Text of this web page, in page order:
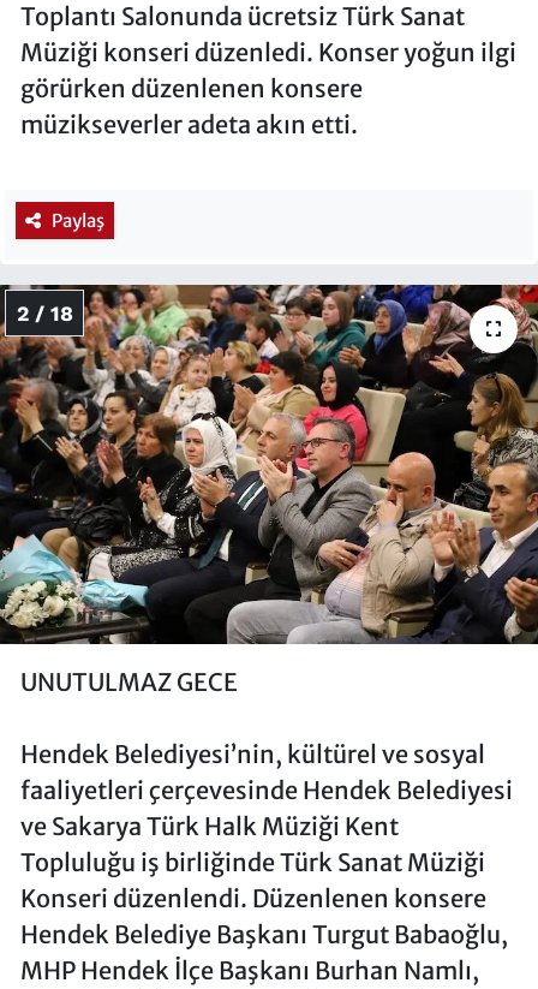
Toplantı Salonunda ücretsiz Türk Sanat
Müziği konseri düzenledi. Konser yoğun ilgi
görürken düzenlenen konsere
müzikseverler adeta akın etti.
Paylaş
2 / 18
UNUTULMAZ GECE
Hendek Belediyesi’nin, kültürel ve sosyal
faaliyetleri çerçevesinde Hendek Belediyesi
ve Sakarya Türk Halk Müziği Kent
Topluluğu iş birliğinde Türk Sanat Müziği
Konseri düzenlendi. Düzenlenen konsere
Hendek Belediye Başkanı Turgut Babaoğlu,
MHP Hendek İlçe Başkanı Burhan Namlı,